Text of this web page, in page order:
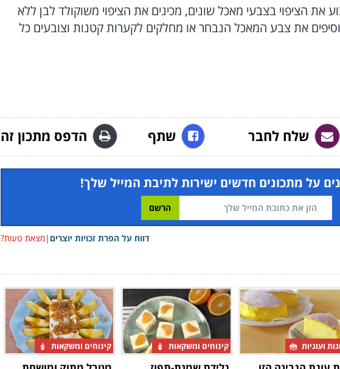
את הציפוי בצבעי מאכל שונים, מכינים את הציפוי משוקולד לבן ללא
את צבע המאכל הנבחר או מחלקים לקערות קטנות וצובעים כל
שלח לחבר שתף הדפס מתכון זה
על מתכונים חדשים ישירות לתיבת המייל שלך!
מצאת טעות?| דווח על הפרת זכויות יוצרים
ועוגיות קינוחים ומשקאות קינוחים ומשקאות